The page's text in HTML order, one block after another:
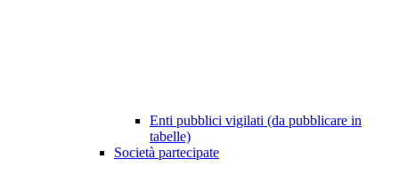
Enti pubblici vigilati (da pubblicare in
tabelle)
Società partecipate